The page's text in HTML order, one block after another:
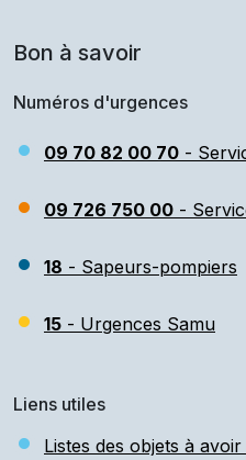
Bon à savoir
Numéros d'urgences
09 70 82 00 70 -
09 726 750 00 -
18 - Sapeurs-pompiers
15 - Urgences Samu
Liens utiles
Listes des objets à